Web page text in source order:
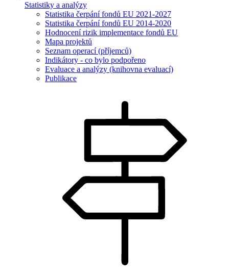
Statistiky a analýzy
Statistika čerpání fondů EU 2021-2027
Statistika čerpání fondů EU 2014-2020
Hodnocení rizik implementace fondů EU
Mapa projektů
Seznam operací (příjemců)
Indikátory - co bylo podpořeno
Evaluace a analýzy (knihovna evaluací)
Publikace